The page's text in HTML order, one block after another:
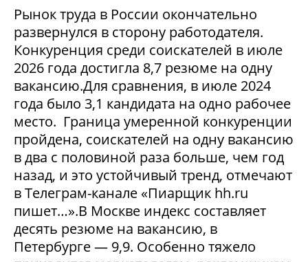
Рынок труда в России окончательно
развернулся в сторону работодателя.
Конкуренция среди соискателей в июле
2026 года достигла 8,7 резюме на одну
вакансию.Для сравнения, в июле 2024
года было 3,1 кандидата на одно рабочее
место. Граница умеренной конкуренции
пройдена, соискателей на одну вакансию
в два с половиной раза больше, чем год
назад, и это устойчивый тренд, отмечают
в Телеграм-канале «Пиарщик hh.ru
пишет…».В Москве индекс составляет
десять резюме на вакансию, в
Петербурге — 9,9. Особенно тяжело